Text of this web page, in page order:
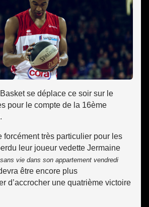
se déplace ce soir sur le
pour le compte de la 16ème
forcément très particulier pour les
leur joueur vedette Jermaine
vie dans son appartement vendredi
être encore plus
d’accrocher une quatrième victoire